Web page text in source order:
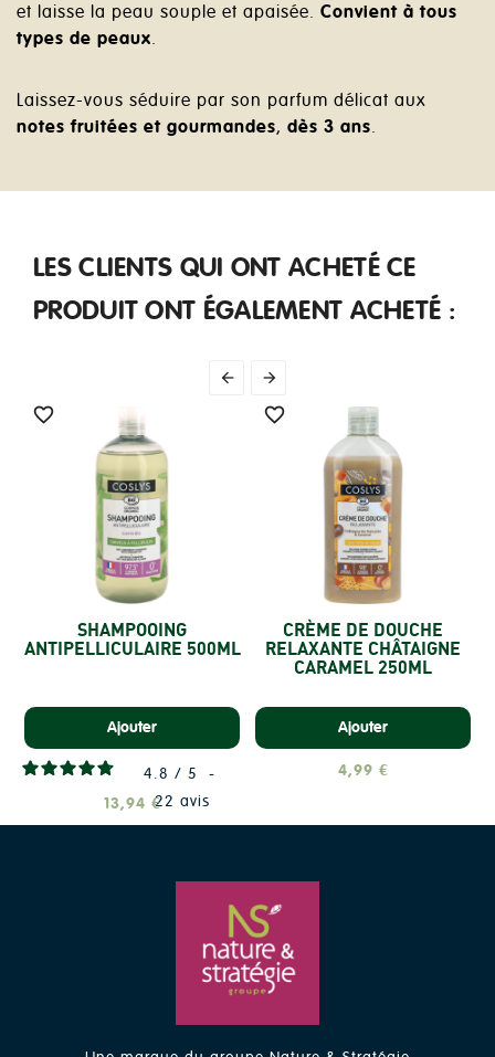
et laisse la peau souple et apaisée. Convient à tous
types de peaux.
Laissez-vous séduire par son parfum délicat aux
notes fruitées et gourmandes, dès 3 ans.
LES CLIENTS QUI ONT ACHETÉ CE
PRODUIT ONT ÉGALEMENT ACHETÉ :
 

SHAMPOOING
ANTIPELLICULAIRE 500ML
Ajouter
4.8 / 5
-
22 avis
13,94 €

CRÈME DE DOUCHE
RELAXANTE CHÂTAIGNE
CARAMEL 250ML
Ajouter
4,99 €